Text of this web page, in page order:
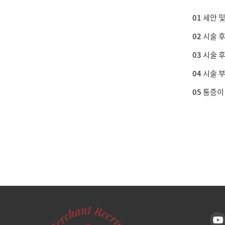
01 세안
02 시술
03 시술
04 시술
05통증